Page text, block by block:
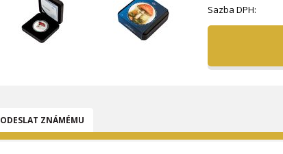
Sazba DPH:
ODESLAT ZNÁMÉMU